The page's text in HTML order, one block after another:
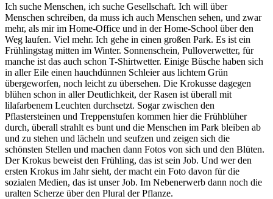
Ich suche Menschen, ich suche Gesellschaft. Ich will über
Menschen schreiben, da muss ich auch Menschen sehen, und zwar
mehr, als mir im Home-Office und in der Home-School über den
Weg laufen. Viel mehr. Ich gehe in einen großen Park. Es ist ein
Frühlingstag mitten im Winter. Sonnenschein, Pulloverwetter, für
manche ist das auch schon T-Shirtwetter. Einige Büsche haben sich
in aller Eile einen hauchdünnen Schleier aus lichtem Grün
übergeworfen, noch leicht zu übersehen. Die Krokusse dagegen
blühen schon in aller Deutlichkeit, der Rasen ist überall mit
lilafarbenem Leuchten durchsetzt. Sogar zwischen den
Pflastersteinen und Treppenstufen kommen hier die Frühblüher
durch, überall strahlt es bunt und die Menschen im Park bleiben ab
und zu stehen und lächeln und seufzen und zeigen sich die
schönsten Stellen und machen dann Fotos von sich und den Blüten.
Der Krokus beweist den Frühling, das ist sein Job. Und wer den
ersten Krokus im Jahr sieht, der macht ein Foto davon für die
sozialen Medien, das ist unser Job. Im Nebenerwerb dann noch die
uralten Scherze über den Plural der Pflanze.